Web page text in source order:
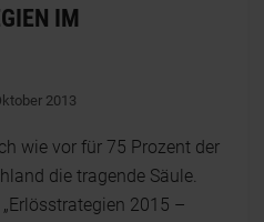
IM
2013
wie vor für 75 Prozent der
die tragende Säule.
2015 –